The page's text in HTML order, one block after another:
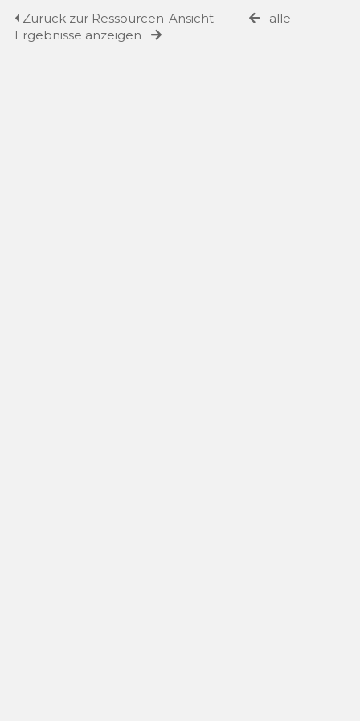
Zurück zur Ressourcen-Ansicht
alle
Ergebnisse anzeigen